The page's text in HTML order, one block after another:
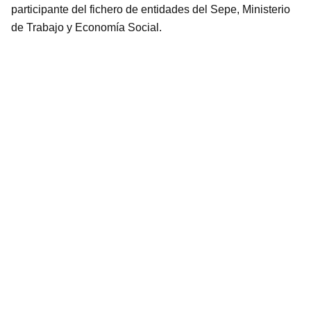
participante del fichero de entidades del Sepe, Ministerio
de Trabajo y Economía Social.